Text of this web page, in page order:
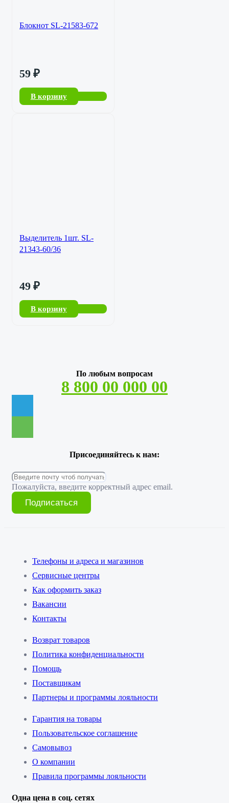
Блокнот SL-21583-672
59 ₽
В корзину
Выделитель 1шт. SL-
21343-60/36
49 ₽
В корзину
По любым вопросам
8 800 00 000 00
Присоединяйтесь к нам:
Пожалуйста, введите корректный адрес email.
Подписаться
Телефоны и адреса и магазинов
Сервисные центры
Как оформить заказ
Вакансии
Контакты
Возврат товаров
Политика конфиденциальности
Помощь
Поставщикам
Партнеры и программы лояльности
Гарантия на товары
Пользовательское соглашение
Самовывоз
О компании
Правила программы лояльности
Одна цена в соц. сетях